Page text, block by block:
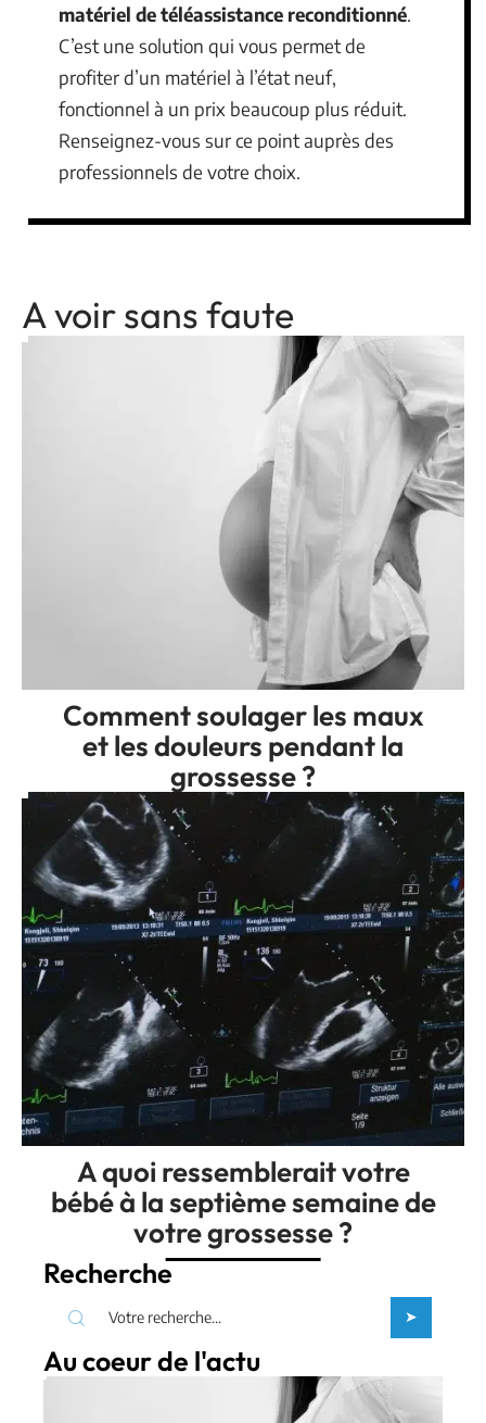
matériel de téléassistance reconditionné.
C’est une solution qui vous permet de
profiter d’un matériel à l’état neuf,
fonctionnel à un prix beaucoup plus réduit.
Renseignez-vous sur ce point auprès des
professionnels de votre choix.
A voir sans faute
Comment soulager les maux
et les douleurs pendant la
grossesse ?
A quoi ressemblerait votre
bébé à la septième semaine de
votre grossesse ?
Recherche
Au coeur de l'actu